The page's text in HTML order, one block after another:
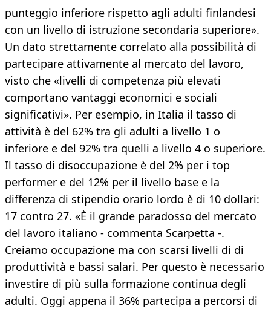
punteggio inferiore rispetto agli adulti finlandesi
con un livello di istruzione secondaria superiore».
Un dato strettamente correlato alla possibilità di
partecipare attivamente al mercato del lavoro,
visto che «livelli di competenza più elevati
comportano vantaggi economici e sociali
significativi». Per esempio, in Italia il tasso di
attività è del 62% tra gli adulti a livello 1 o
inferiore e del 92% tra quelli a livello 4 o superiore.
Il tasso di disoccupazione è del 2% per i top
performer e del 12% per il livello base e la
differenza di stipendio orario lordo è di 10 dollari:
17 contro 27. «È il grande paradosso del mercato
del lavoro italiano - commenta Scarpetta -.
Creiamo occupazione ma con scarsi livelli di di
produttività e bassi salari. Per questo è necessario
investire di più sulla formazione continua degli
adulti. Oggi appena il 36% partecipa a percorsi di